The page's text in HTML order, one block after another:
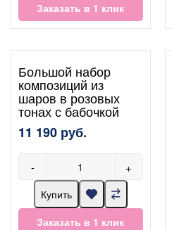
Заказать в 1 клик
Большой набор
композиций из
шаров в розовых
тонах с бабочкой
11 190 руб.
- +
Купить
Заказать в 1 клик